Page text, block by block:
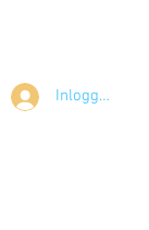
Inloggen